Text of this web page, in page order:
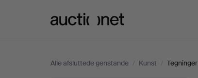
Alle afsluttede genstande / Kunst / Tegninger